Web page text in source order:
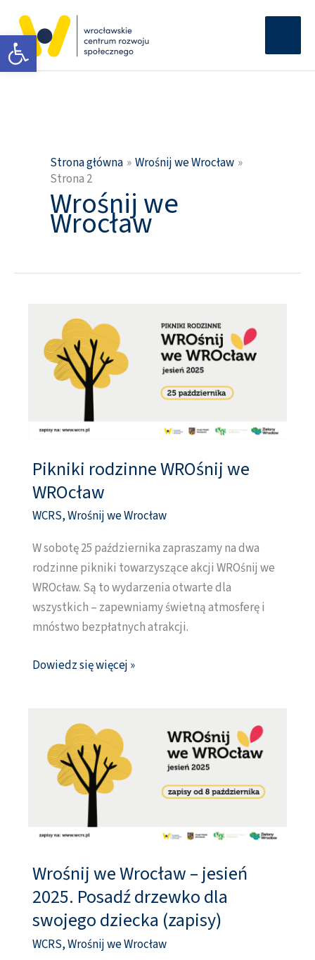
Otwórz pasek narzędzi
treści
Strona główna
Wrośnij we Wrocław
Strona 2
Wrośnij we
Wrocław
Pikniki rodzinne WROśnij we
WROcław
WCRS,Wrośnij we Wrocław
W sobotę 25 października zapraszamy na dwa
rodzinne pikniki towarzyszące akcji WROśnij we
WROcław. Są to wydarzenia otwarte dla
wszystkich – zapewniamy świetną atmosferę i
mnóstwo bezpłatnych atrakcji.
Pikniki
rodzinne
WROcław
Dowiedz się więcej »
Wrośnij we Wrocław – jesień
2025. Posadź drzewko dla
swojego dziecka (zapisy)
WCRS,Wrośnij we Wrocław
Wrośnij
we
Wrocław
–
jesień